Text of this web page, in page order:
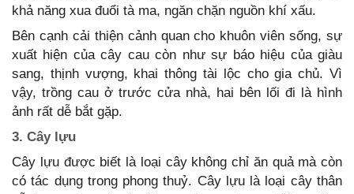
khả năng xua đuổi tà ma, ngăn chặn nguồn khí xấu.
Bên cạnh cải thiện cảnh quan cho khuôn viên sống, sự
xuất hiện của cây cau còn như sự báo hiệu của giàu
sang, thịnh vượng, khai thông tài lộc cho gia chủ. Vì
vậy, trồng cau ở trước cửa nhà, hai bên lối đi là hình
ảnh rất dễ bắt gặp.
3. Cây lựu
Cây lựu được biết là loại cây không chỉ ăn quả mà còn
có tác dụng trong phong thuỷ. Cây lựu là loại cây thân